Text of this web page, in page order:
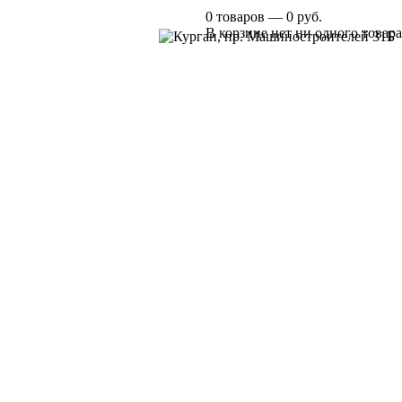
Курган, пр. Машиностроителей 31Б
0 товаров — 0 руб.
В корзине нет ни одного товара